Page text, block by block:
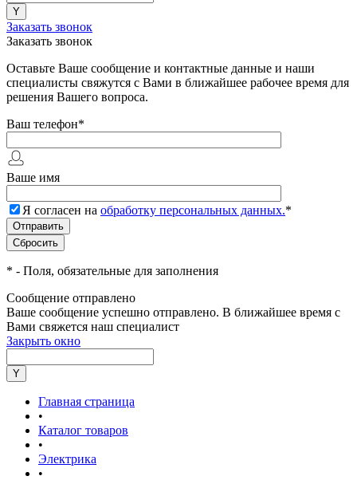
Заказать звонок
Заказать звонок
Оставьте Ваше сообщение и контактные данные и наши
специалисты свяжутся с Вами в ближайшее рабочее время для
решения Вашего вопроса.
Ваш телефон*
Ваше имя
Я согласен на обработку персональных данных.*
* - Поля, обязательные для заполнения
Сообщение отправлено
Ваше сообщение успешно отправлено. В ближайшее время с
Вами свяжется наш специалист
Закрыть окно
Главная страница
•
Каталог товаров
•
Электрика
•